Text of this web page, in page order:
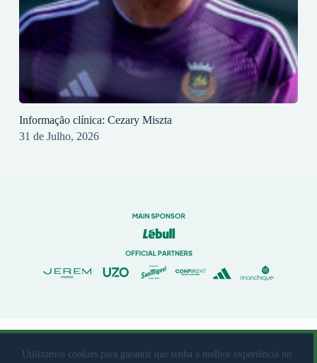
Utilizamos cookies para garantir que tenha a melhor experiência no
Informação clínica: Cezary Miszta
31 de Julho, 2026
© 2023 Rio Ave Futebol Clube Desenvolvido porbrandit